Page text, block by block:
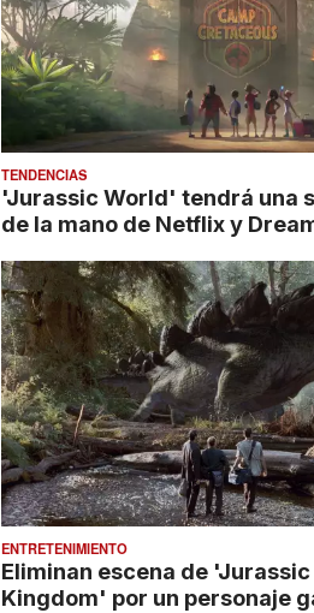
TENDENCIAS
'Jurassic World' tendrá una
de la mano de Netflix y
ENTRETENIMIENTO
Eliminan escena de
Kingdom' por un personaje